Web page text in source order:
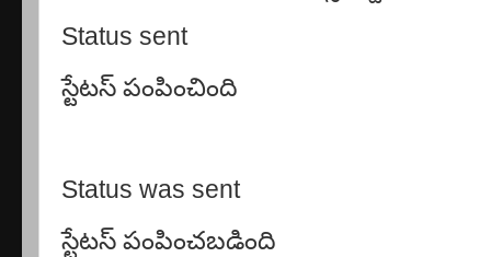
Status sent
స్టేటస్ పంపించింది
Status was sent
స్టేటస్ పంపించబడింది